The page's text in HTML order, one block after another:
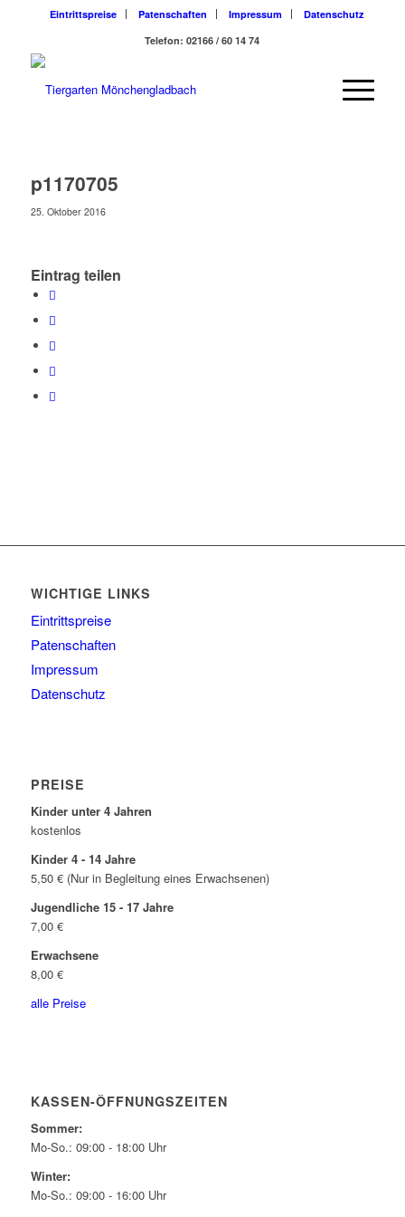
Eintrittspreise Patenschaften Impressum
Datenschutz
Telefon: 02166 / 60 14 74
p1170705
25. Oktober 2016
Eintrag teilen
WICHTIGE LINKS
Eintrittspreise
Patenschaften
Impressum
Datenschutz
PREISE
Kinder unter 4 Jahren
kostenlos
Kinder 4 - 14 Jahre
5,50 € (Nur in Begleitung eines Erwachsenen)
Jugendliche 15 - 17 Jahre
7,00 €
Erwachsene
8,00 €
alle Preise
KASSEN-ÖFFNUNGSZEITEN
Sommer:
Mo-So.: 09:00 - 18:00 Uhr
Winter:
Mo-So.: 09:00 - 16:00 Uhr